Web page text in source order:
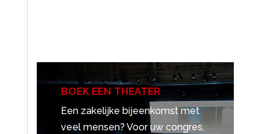
BOEK EEN THEATER
Een zakelijke bijeenkomst met
veel mensen? Voor uw congres,